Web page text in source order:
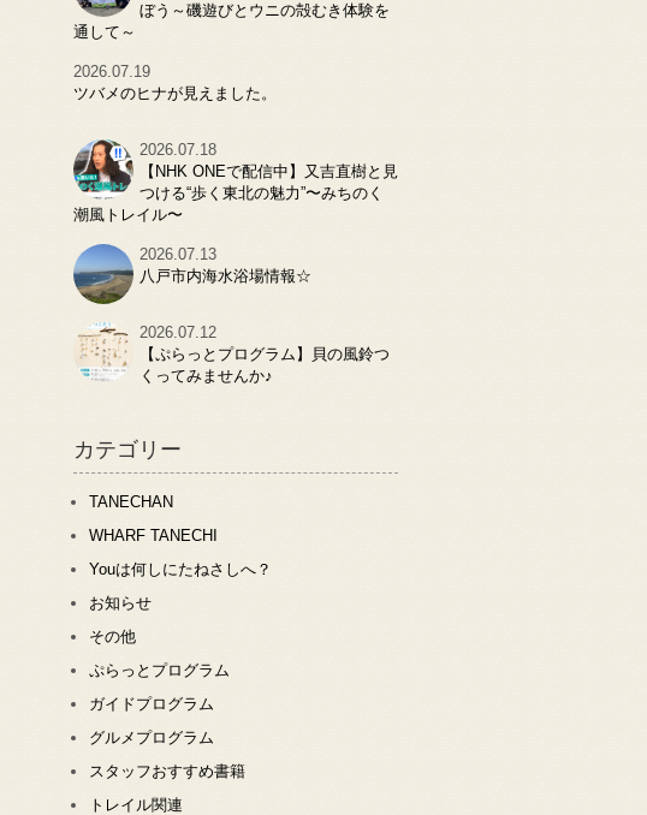
ぼう～磯遊びとウニの殻むき体験を
通して～
2026.07.19
ツバメのヒナが見えました。
2026.07.18
【NHK ONEで配信中】又吉直樹と見
つける“歩く東北の魅力”〜みちのく
潮風トレイル〜
2026.07.13
八戸市内海水浴場情報☆
2026.07.12
【ぷらっとプログラム】貝の風鈴つ
くってみませんか♪
カテゴリー
TANECHAN
WHARF TANECHI
Youは何しにたねさしへ？
お知らせ
その他
ぷらっとプログラム
ガイドプログラム
グルメプログラム
スタッフおすすめ書籍
トレイル関連